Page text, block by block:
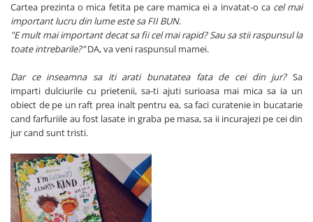
Cartea prezinta o mica fetita pe care mamica ei a invatat-o ca cel mai
important lucru din lume este sa FII BUN.
"E mult mai important decat sa fii cel mai rapid? Sau sa stii raspunsul la
toate intrebarile?"DA, va veni raspunsul mamei.
Dar ce inseamna sa iti arati bunatatea fata de cei din jur?Sa
imparti dulciurile cu prietenii, sa-ti ajuti surioasa mai mica sa ia un
obiect de pe un raft prea inalt pentru ea, sa faci curatenie in bucatarie
cand farfuriile au fost lasate in graba pe masa, sa ii incurajezi pe cei din
jur cand sunt tristi.